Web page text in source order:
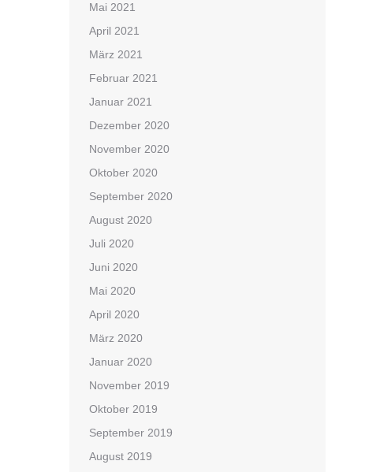
Mai 2021
April 2021
März 2021
Februar 2021
Januar 2021
Dezember 2020
November 2020
Oktober 2020
September 2020
August 2020
Juli 2020
Juni 2020
Mai 2020
April 2020
März 2020
Januar 2020
November 2019
Oktober 2019
September 2019
August 2019